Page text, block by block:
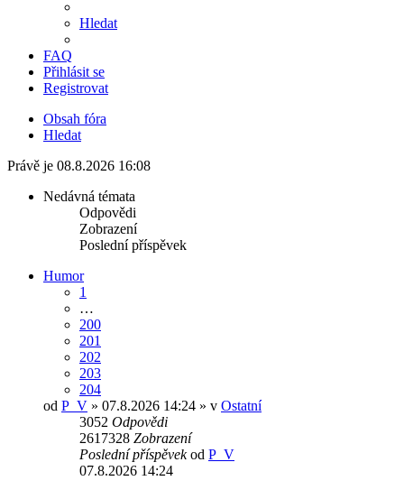
Hledat
FAQ
Přihlásit se
Registrovat
Obsah fóra
Hledat
Právě je 08.8.2026 16:08
Nedávná témata
Odpovědi
Zobrazení
Poslední příspěvek
Humor
1
…
200
201
202
203
204
od P_V » 07.8.2026 14:24 » v Ostatní
3052 Odpovědi
2617328 Zobrazení
Poslední příspěvekod P_V
07.8.2026 14:24